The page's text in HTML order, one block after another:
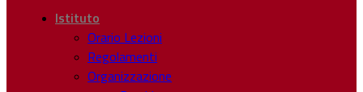
Istituto
Orario Lezioni
Regolamenti
Organizzazione